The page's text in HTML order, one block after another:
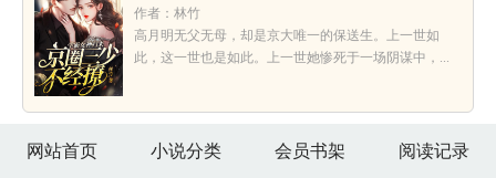
作者：林竹
高月明无父无母，却是京大唯一的保送生。上一世如
此，这一世也是如此。上一世她惨死于一场阴谋中，...
网站首页 小说分类 会员书架 阅读记录